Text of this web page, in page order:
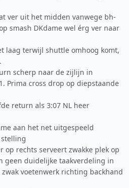
ver uit het midden vanwege bh-
smash DKdame wel érg ver naar
laag terwijl shuttle omhoog komt,
scherp naar de zijlijn in
Prima cross drop op diepstaande
return als 3:07 NL heer
aan het net uitgespeeld
op rechts serveert zwakke plek op
geen duidelijke taakverdeling in
voetenwerk richting backhand